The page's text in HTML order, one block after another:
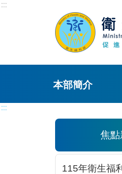
:::
本部簡介
:::
焦點
115年衛生福